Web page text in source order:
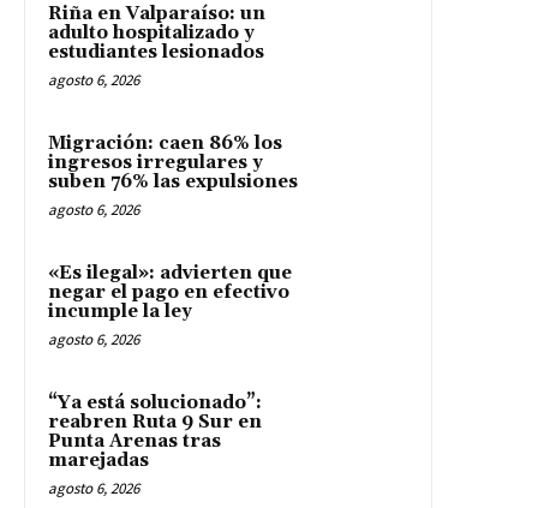
Riña en Valparaíso: un
adulto hospitalizado y
estudiantes lesionados
agosto 6, 2026
Migración: caen 86% los
ingresos irregulares y
suben 76% las expulsiones
agosto 6, 2026
«Es ilegal»: advierten que
negar el pago en efectivo
incumple la ley
agosto 6, 2026
“Ya está solucionado”:
reabren Ruta 9 Sur en
Punta Arenas tras
marejadas
agosto 6, 2026